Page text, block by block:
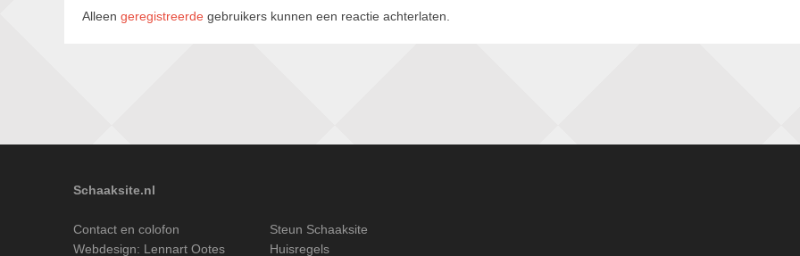
Alleen geregistreerde gebruikers kunnen een reactie achterlaten.
Schaaksite.nl
Contact en colofon
Webdesign: Lennart Ootes
Steun Schaaksite
Huisregels